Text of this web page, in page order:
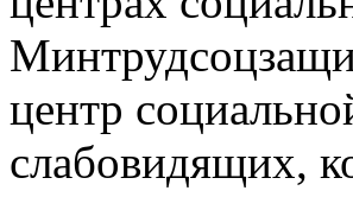
центр
слабовидящих,